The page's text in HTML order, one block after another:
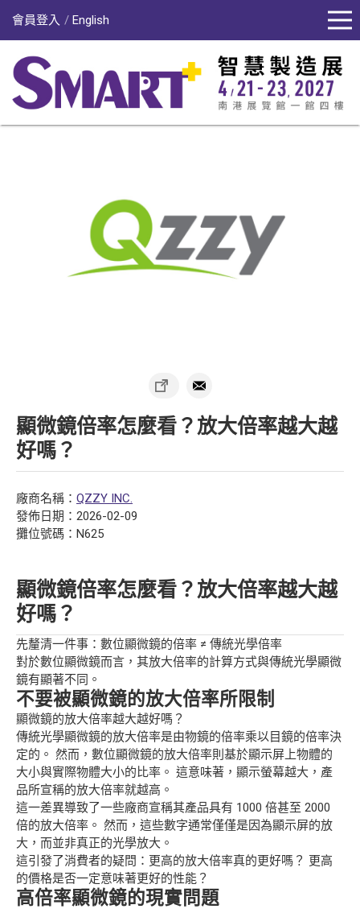
會員登入 English
顯微鏡倍率怎麼看？放大倍率越大越
好嗎？
廠商名稱： QZZY INC.
發佈日期：2026-02-09
攤位號碼：N625
顯微鏡倍率怎麼看？放大倍率越大越
好嗎？
先釐清一件事：數位顯微鏡的倍率 ≠ 傳統光學倍率
對於數位顯微鏡而言，其放大倍率的計算方式與傳統光學顯微
鏡有顯著不同。
不要被顯微鏡的放大倍率所限制
顯微鏡的放大倍率越大越好嗎？
傳統光學顯微鏡的放大倍率是由物鏡的倍率乘以目鏡的倍率決
定的。 然而，數位顯微鏡的放大倍率則基於顯示屏上物體的
大小與實際物體大小的比率。 這意味著，顯示螢幕越大，產
品所宣稱的放大倍率就越高。
這一差異導致了一些廠商宣稱其產品具有 1000 倍甚至 2000
倍的放大倍率。 然而，這些數字通常僅僅是因為顯示屏的放
大，而並非真正的光學放大。
這引發了消費者的疑問：更高的放大倍率真的更好嗎？ 更高
的價格是否一定意味著更好的性能？
高倍率顯微鏡的現實問題